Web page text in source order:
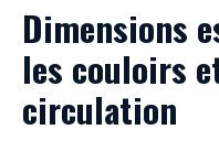
Dimensions
les couloirs
circulation